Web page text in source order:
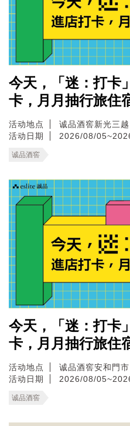
今天，「迷：打卡
卡，月月抽行旅住
活动地点
诚品酒窖新光三
活动日期
2026/08/
诚品酒窖
今天，「迷：打卡
卡，月月抽行旅住
活动地点
诚品酒窖安和門市
活动日期
2026/08/
诚品酒窖